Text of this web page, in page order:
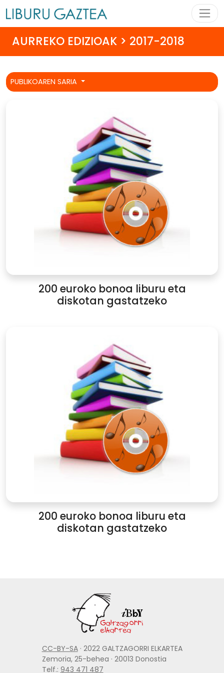
AURREKO EDIZIOAK > 2017-2018
PUBLIKOAREN SARIA
200 euroko bonoa liburu eta
diskotan gastatzeko
200 euroko bonoa liburu eta
diskotan gastatzeko
CC-BY-SA· 2022 GALTZAGORRI ELKARTEA
Zemoria, 25-behea · 20013 Donostia
Telf.: 943 471 487